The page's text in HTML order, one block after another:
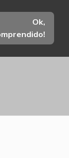
Ok,